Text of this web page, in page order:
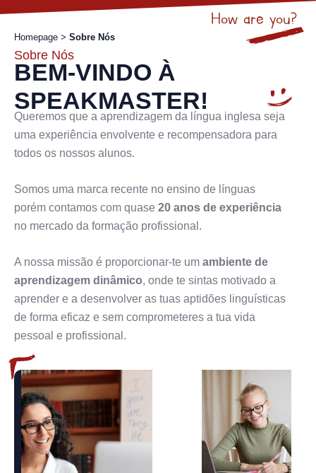
Homepage > Sobre Nós
Sobre Nós
BEM-VINDO À
SPEAKMASTER!
Queremos que a aprendizagem da língua inglesa seja
uma experiência envolvente e recompensadora para
todos os nossos alunos.
Somos uma marca recente no ensino de línguas
porém contamos com quase 20 anos de experiência
no mercado da formação profissional.
A nossa missão é proporcionar-te um ambiente de
aprendizagem dinâmico, onde te sintas motivado a
aprender e a desenvolver as tuas aptidões linguísticas
de forma eficaz e sem comprometeres a tua vida
pessoal e profissional.
How are you?